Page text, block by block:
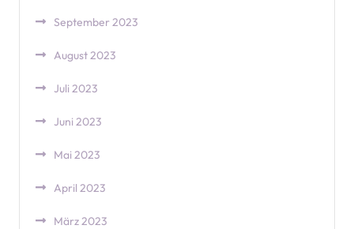
September 2023
August 2023
Juli 2023
Juni 2023
Mai 2023
April 2023
März 2023